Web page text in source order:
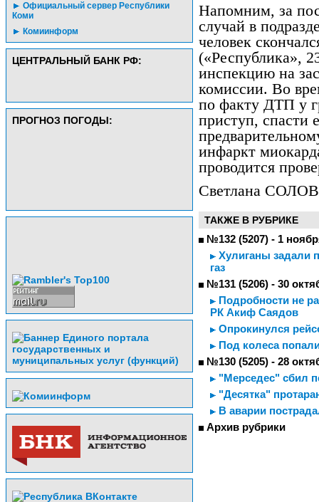
Официальный сервер Республики
Коми
Комиинформ
ЦЕНТРАЛЬНЫЙ БАНК РФ:
ПРОГНОЗ ПОГОДЫ:
Напомним, за
случай в
человек
(«Республика»,
инспекцию на
комиссии. Во
по факту ДТП у
приступ, спасти
инфаркт
проводится
Светлана
ТАКЖЕ В РУБРИКЕ
№132 (5207) - 1
Хулиганы задали
газ
№131 (5206) - 30
Подробности не
РК Акиф Саядов
Опрокинулся
Под колеса
№130 (5205) - 28
"Мерседес" сбил
"Десятка"
В аварии
Архив рубрики